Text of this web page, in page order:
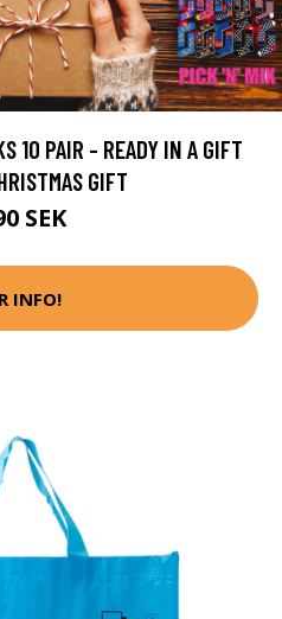
10 PAIR - READY IN A GIFT
GIFT
SEK
INFO!